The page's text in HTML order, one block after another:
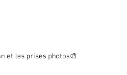
et les prises photos🎨